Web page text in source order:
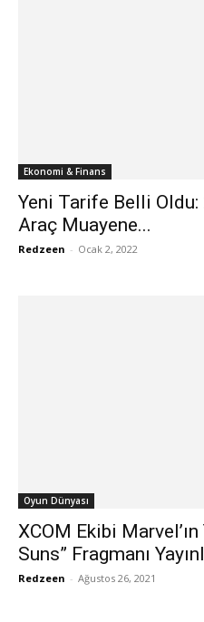
Ekonomi & Finans
Yeni Tarife Belli
Araç Muayene...
Redzeen - Ocak 2, 2022
Oyun Dünyası
XCOM Ekibi
Suns” Fragmanı
Redzeen - Ağustos 26, 2021